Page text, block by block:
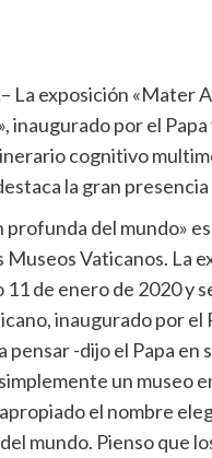
– La exposición «Mater
inaugurado por el
cognitivo
la gran
del mundo»
Vaticanos. La
de enero de 2020 y
inaugurado por el
-dijo el Papa en
un museo
el nombre
mundo. Pienso que